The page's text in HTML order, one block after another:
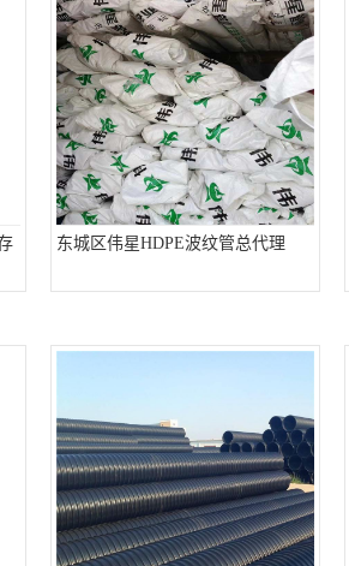
东城区伟星HDPE波纹管总代理